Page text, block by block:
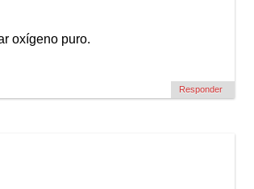
oxígeno puro.
Responder